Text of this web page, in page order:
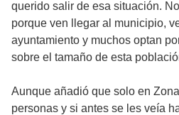
querido salir de esa situación.
porque ven llegar al municipio,
ayuntamiento y muchos optan
sobre el tamaño de esta
Aunque añadió que solo en
personas y si antes se les veía